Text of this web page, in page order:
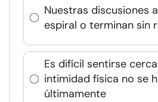
Nuestras discusiones
espiral o terminan sin
Es difícil sentirse
intimidad física no se
últimamente